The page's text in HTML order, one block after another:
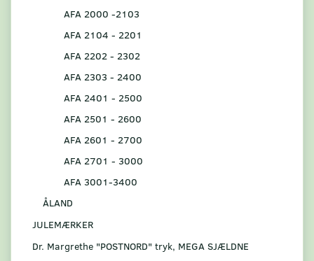
AFA 2000 -2103
AFA 2104 - 2201
AFA 2202 - 2302
AFA 2303 - 2400
AFA 2401 - 2500
AFA 2501 - 2600
AFA 2601 - 2700
AFA 2701 - 3000
AFA 3001-3400
ÅLAND
JULEMÆRKER
Dr. Margrethe "POSTNORD" tryk, MEGA SJÆLDNE